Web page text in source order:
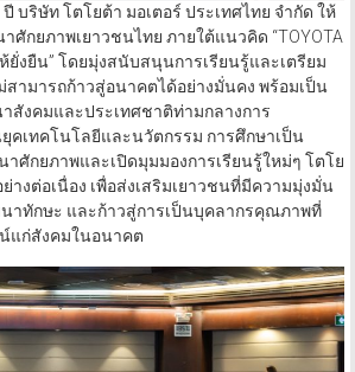
บริษัท โตโยต้า มอเตอร์ ประเทศไทย จำกัด ให้
กยภาพเยาวชนไทย ภายใต้แนวคิด “TOYOTA
ยั่งยืน” โดยมุ่งสนับสนุนการเรียนรู้และเตรียม
ามารถก้าวสู่อนาคตได้อย่างมั่นคง พร้อมเป็น
งคมและประเทศชาติท่ามกลางการ
คเทคโนโลยีและนวัตกรรม การศึกษาเป็น
กยภาพและเปิดมุมมองการเรียนรู้ใหม่ๆ โตโย
างต่อเนื่อง เพื่อส่งเสริมเยาวชนที่มีความมุ่งมั่น
าทักษะ และก้าวสู่การเป็นบุคลากรคุณภาพที่
แก่สังคมในอนาคต